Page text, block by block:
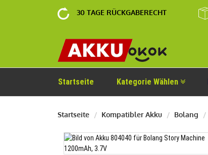
30 TAGE RÜCKGABERECHT
Startseite Kategorie Wählen
Startseite Kompatibler Akku Bolang